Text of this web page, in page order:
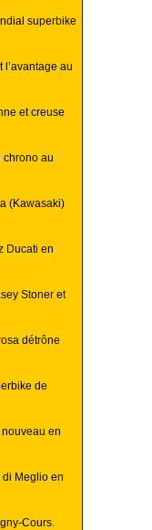
superbike
au
et creuse
chrono au
(Kawasaki)
Ducati en
Stoner et
détrône
de
en
di Meglio en
Cours.